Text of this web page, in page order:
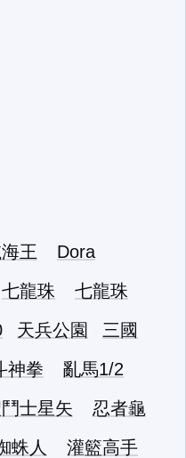
王
Dora
七龍珠
七龍珠
天兵公園
三國
神拳
亂馬1/2
士星矢
忍者龜
蛛人
灌籃高手